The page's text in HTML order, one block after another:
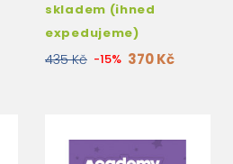
AND PUPIL'S APP ON
NAVIO
skladem (ihned
expedujeme)
435 Kč -15% 370 Kč